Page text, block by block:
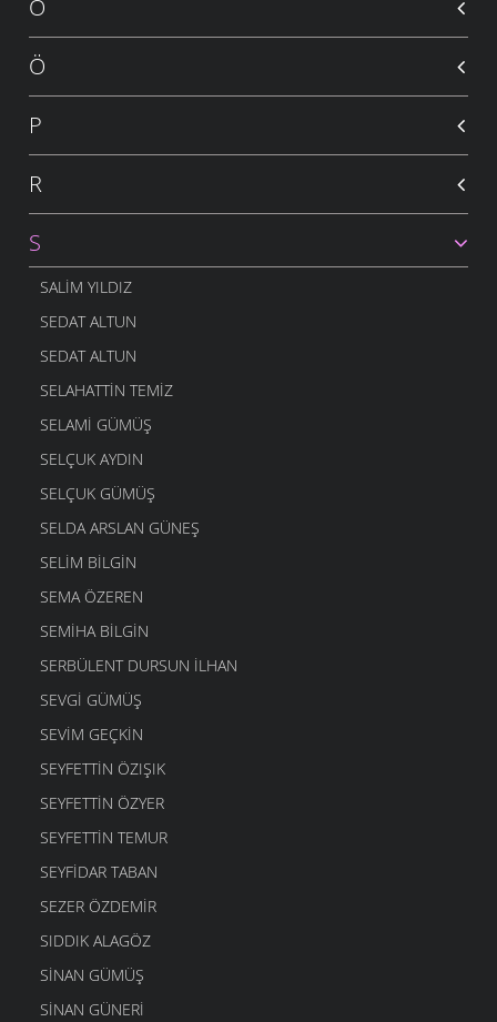
O
Ö
P
R
S
SALIM YILDIZ
SEDAT ALTUN
SEDAT ALTUN
SELAHATTIN TEMIZ
SELAMI GÜMÜŞ
SELÇUK AYDIN
SELÇUK GÜMÜŞ
SELDA ARSLAN GÜNEŞ
SELIM BILGIN
SEMA ÖZEREN
SEMIHA BILGIN
SERBÜLENT DURSUN İLHAN
SEVGI GÜMÜŞ
SEVIM GEÇKIN
SEYFETTIN ÖZIŞIK
SEYFETTIN ÖZYER
SEYFETTIN TEMUR
SEYFIDAR TABAN
SEZER ÖZDEMIR
SIDDIK ALAGÖZ
SINAN GÜMÜŞ
SINAN GÜNERI